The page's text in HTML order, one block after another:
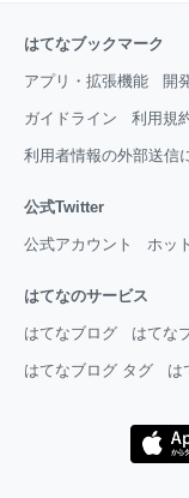
はてなブックマーク
アプリ・拡張機能 開
ガイドライン 利用規
利用者情報の外部送信
公式Twitter
公式アカウント ホッ
はてなのサービス
はてなブログ はてな
はてなブログ タグ は